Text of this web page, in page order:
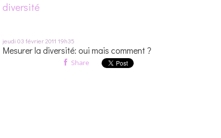
diversité
jeudi 03 février 2011 19h35
Mesurer la diversité: oui mais comment ?
Share